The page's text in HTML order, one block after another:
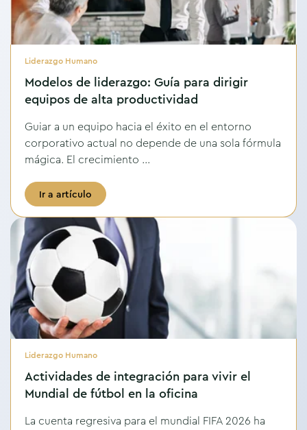
Liderazgo Humano
Modelos de liderazgo: Guía para dirigir
equipos de alta productividad
Guiar a un equipo hacia el éxito en el entorno
corporativo actual no depende de una sola fórmula
mágica. El crecimiento ...
Ir a artículo
Liderazgo Humano
Actividades de integración para vivir el
Mundial de fútbol en la oficina
La cuenta regresiva para el mundial FIFA 2026 ha